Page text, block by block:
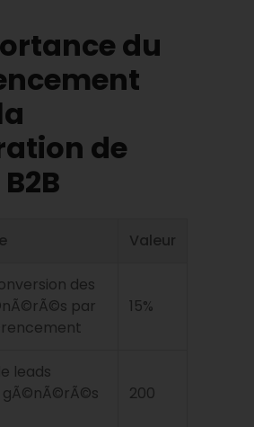
du
de
Valeur
des
par
15%
leads
gÃ©nÃ©rÃ©s
200